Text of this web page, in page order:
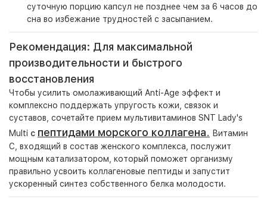
суточную порцию капсул не позднее чем за 6 часов до
сна во избежание трудностей с засыпанием.
Рекомендация: Для максимальной
производительности и быстрого
восстановления
Чтобы усилить омолаживающий Anti-Age эффект и
комплексно поддержать упругость кожи, связок и
суставов, сочетайте прием мультивитаминов SNT Lady's
Multi с пептидами морского коллагена. Витамин
C, входящий в состав женского комплекса, послужит
мощным катализатором, который поможет организму
правильно усвоить коллагеновые пептиды и запустит
ускоренный синтез собственного белка молодости.